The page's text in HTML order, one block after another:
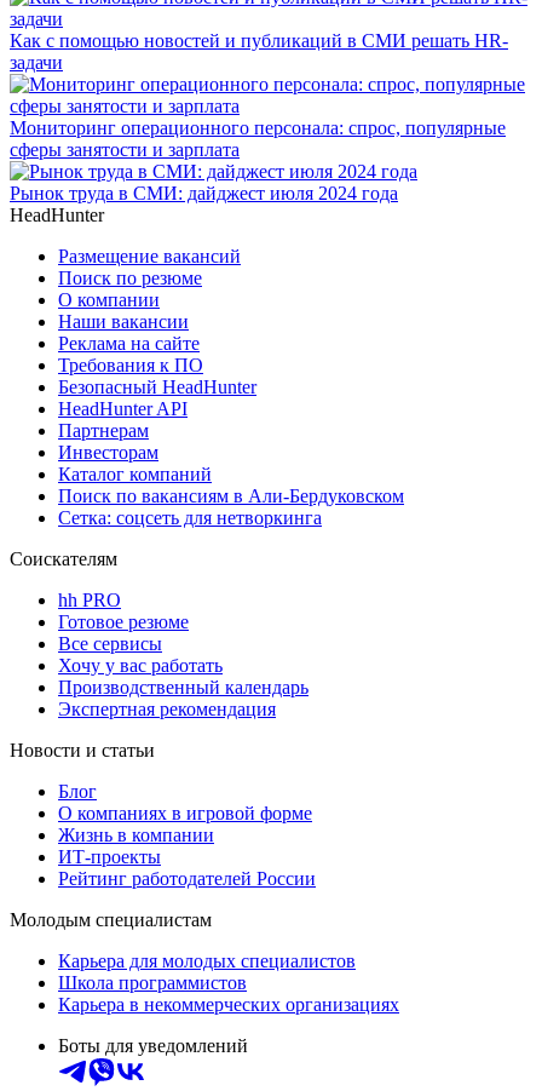
Как с помощью новостей и публикаций в СМИ решать HR-
задачи
Мониторинг операционного персонала: спрос, популярные
сферы занятости и зарплата
Рынок труда в СМИ: дайджест июля 2024 года
HeadHunter
Размещение вакансий
Поиск по резюме
О компании
Наши вакансии
Реклама на сайте
Требования к ПО
Безопасный HeadHunter
HeadHunter API
Партнерам
Инвесторам
Каталог компаний
Поиск по вакансиям в Али-Бердуковском
Сетка: соцсеть для нетворкинга
Соискателям
hh PRO
Готовое резюме
Все сервисы
Хочу у вас работать
Производственный календарь
Экспертная рекомендация
Новости и статьи
Блог
О компаниях в игровой форме
Жизнь в компании
ИТ-проекты
Рейтинг работодателей России
Молодым специалистам
Карьера для молодых специалистов
Школа программистов
Карьера в некоммерческих организациях
Боты для уведомлений